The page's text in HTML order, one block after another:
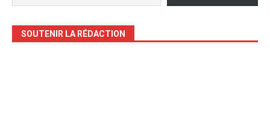
SOUTENIR LA RÉDACTION